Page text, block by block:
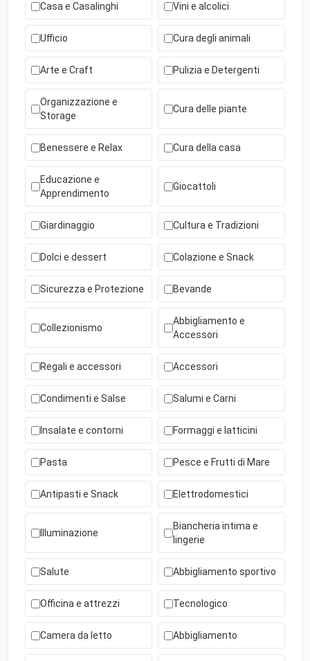
Casa e Casalinghi Vini e alcolici
Ufficio Cura degli animali
Arte e Craft Pulizia e Detergenti
Organizzazione e
Storage
Cura delle piante
Benessere e Relax Cura della casa
Educazione e
Apprendimento
Giocattoli
Giardinaggio Cultura e Tradizioni
Dolci e dessert Colazione e Snack
Sicurezza e Protezione Bevande
Collezionismo
Abbigliamento e
Accessori
Regali e accessori Accessori
Condimenti e Salse Salumi e Carni
Insalate e contorni Formaggi e latticini
Pasta Pesce e Frutti di Mare
Antipasti e Snack Elettrodomestici
Illuminazione
Biancheria intima e
lingerie
Salute Abbigliamento sportivo
Officina e attrezzi Tecnologico
Camera da letto Abbigliamento